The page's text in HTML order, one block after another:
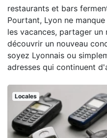
restaurants et bars
Pourtant, Lyon ne
les vacances, partager un
découvrir un nouveau
soyez Lyonnais ou
adresses qui continuent
Locales